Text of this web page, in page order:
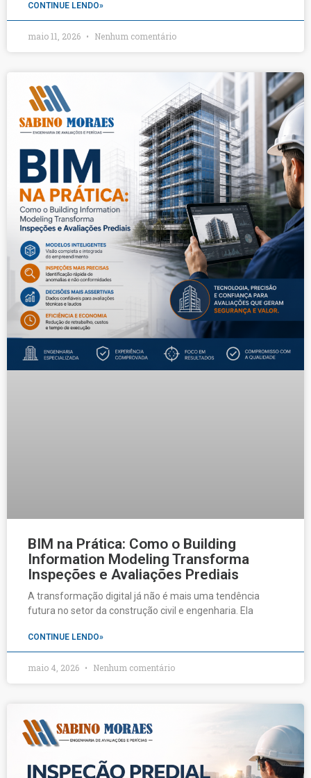
CONTINUE LENDO»
maio 11, 2026 Nenhum comentário
BIM na Prática: Como o Building
Information Modeling Transforma
Inspeções e Avaliações Prediais
A transformação digital já não é mais uma tendência
futura no setor da construção civil e engenharia. Ela
CONTINUE LENDO»
maio 4, 2026 Nenhum comentário